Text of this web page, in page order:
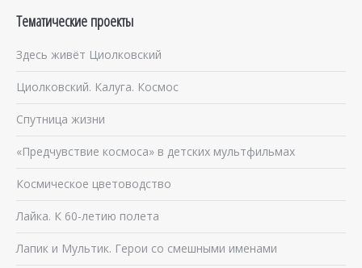
Тематические проекты
Здесь живёт Циолковский
Циолковский. Калуга. Космос
Спутница жизни
«Предчувствие космоса» в детских мультфильмах
Космическое цветоводство
Лайка. К 60-летию полета
Лапик и Мультик. Герои со смешными именами